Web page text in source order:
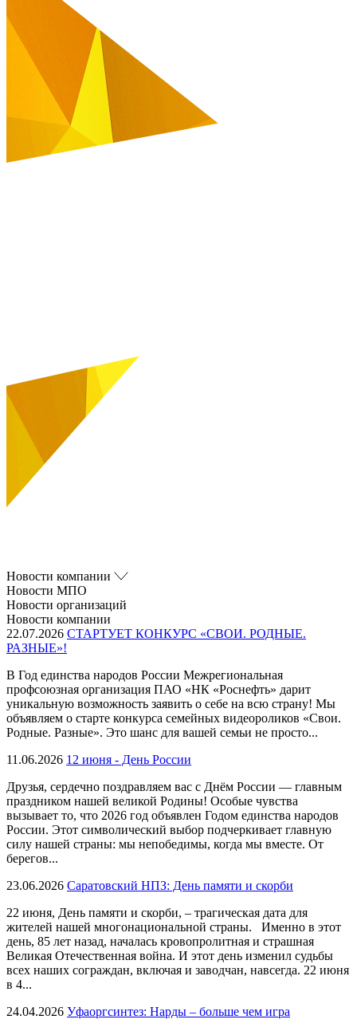
Новости компании
Новости МПО
Новости организаций
Новости компании
22.07.2026 СТАРТУЕТ КОНКУРС «СВОИ. РОДНЫЕ.
РАЗНЫЕ»!
В Год единства народов России Межрегиональная
профсоюзная организация ПАО «НК «Роснефть» дарит
уникальную возможность заявить о себе на всю страну! Мы
объявляем о старте конкурса семейных видеороликов «Свои.
Родные. Разные». Это шанс для вашей семьи не просто...
11.06.2026 12 июня - День России
Друзья, сердечно поздравляем вас с Днём России — главным
праздником нашей великой Родины! Особые чувства
вызывает то, что 2026 год объявлен Годом единства народов
России. Этот символический выбор подчеркивает главную
силу нашей страны: мы непобедимы, когда мы вместе. От
берегов...
23.06.2026 Саратовский НПЗ: День памяти и скорби
22 июня, День памяти и скорби, – трагическая дата для
жителей нашей многонациональной страны. Именно в этот
день, 85 лет назад, началась кровопролитная и страшная
Великая Отечественная война. И этот день изменил судьбы
всех наших сограждан, включая и заводчан, навсегда. 22 июня
в 4...
24.04.2026 Уфаоргсинтез: Нарды – больше чем игра